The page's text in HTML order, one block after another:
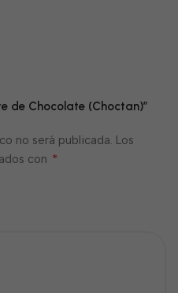
de Chocolate (Choctan)”
no será publicada. Los
con *